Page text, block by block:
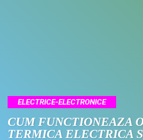
ELECTRICE-ELECTRONICE
CUM FUNCTIONEAZA
TERMICA ELECTRICA